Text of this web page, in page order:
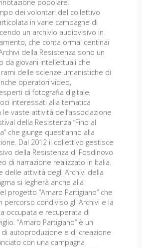
popolare.
dei volontari del collettivo
in varie campagne di
un archivio audiovisivo in
che conta ormai centinai
della Resistenza sono un
da giovani intellettuali che
delle scienze umanistiche di
operatori video,
di fotografia digitale,
interessati alla tematica
le vaste attività dell’associazione
della Resistenza “Fino al
che giunge quest’anno alla
Dal 2012 il collettivo gestisce
della Resistenza di Fosdinovo
di narrazione realizzato in Italia.
delle attività degli Archivi della
si legherà anche alla
progetto “Amaro Partigiano” che
percorso condiviso gli Archivi e la
occupata e recuperata di
“Amaro Partigiano” è un
autoproduzione e di creazione
con una campagna